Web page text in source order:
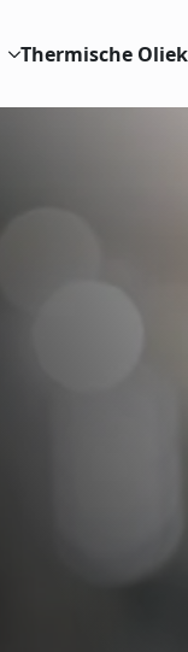
Thermische